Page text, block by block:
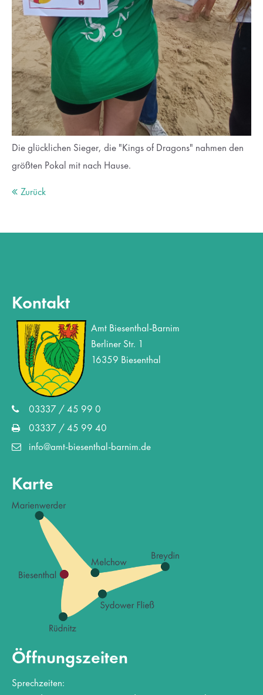
Die glücklichen Sieger, die "Kings of Dragons" nahmen den
größten Pokal mit nach Hause.
Zurück
Kontakt
Amt Biesenthal-Barnim
Berliner Str. 1
16359 Biesenthal
03337 / 45 99 0
03337 / 45 99 40
info@amt-biesenthal-barnim.de
Karte
Öffnungszeiten
Sprechzeiten: